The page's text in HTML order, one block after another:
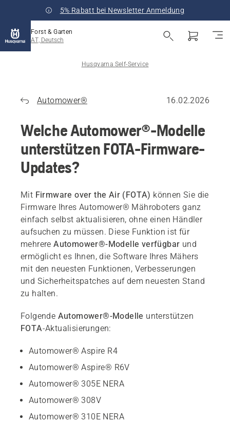
5% Rabatt bei Newsletter Anmeldung
Forst & Garten
AT, Deutsch
Husqvarna Self-Service
Automower® 16.02.2026
Welche Automower®-Modelle
unterstützen FOTA-Firmware-
Updates?
Mit Firmware over the Air (FOTA) können Sie die
Firmware Ihres Automower® Mähroboters ganz
einfach selbst aktualisieren, ohne einen Händler
aufsuchen zu müssen. Diese Funktion ist für
mehrereAutomower®-Modelle verfügbar und
ermöglicht es Ihnen, die Software Ihres Mähers
mit den neuesten Funktionen, Verbesserungen
und Sicherheitspatches auf dem neuesten Stand
zu halten.
Folgende Automower®-Modelle unterstützen
FOTA-Aktualisierungen:
Automower® Aspire R4
Automower® Aspire® R6V
Automower® 305E NERA
Automower® 308V
Automower® 310E NERA